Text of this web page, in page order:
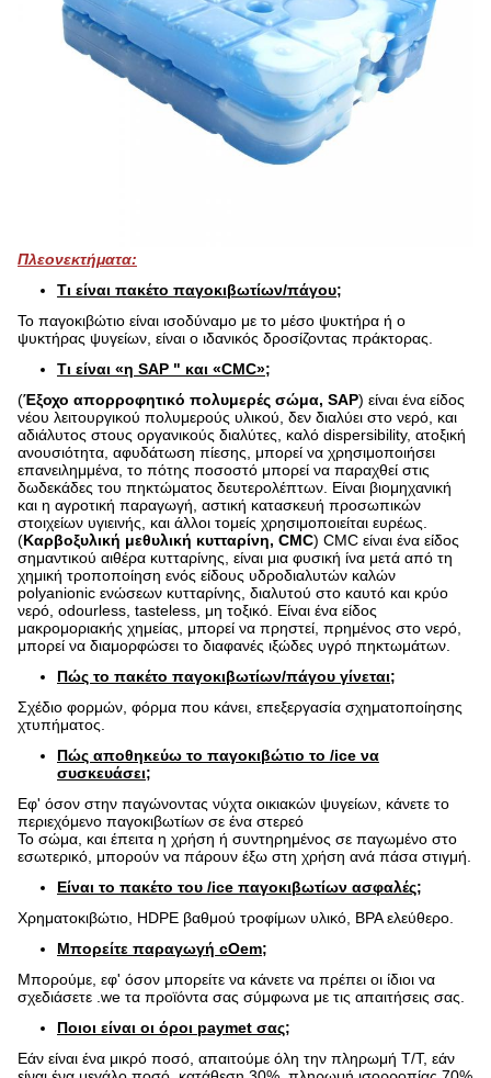
Πλεονεκτήματα:
Τι είναι πακέτο παγοκιβωτίων/πάγου;
Το παγοκιβώτιο είναι ισοδύναμο με το μέσο ψυκτήρα ή ο
ψυκτήρας ψυγείων, είναι ο ιδανικός δροσίζοντας πράκτορας.
Τι είναι «η SAP " και «CMC»;
(Έξοχο απορροφητικό πολυμερές σώμα, SAP) είναι ένα είδος
νέου λειτουργικού πολυμερούς υλικού, δεν διαλύει στο νερό, και
αδιάλυτος στους οργανικούς διαλύτες, καλό dispersibility, ατοξική
ανουσιότητα, αφυδάτωση πίεσης, μπορεί να χρησιμοποιήσει
επανειλημμένα, το πότης ποσοστό μπορεί να παραχθεί στις
δωδεκάδες του πηκτώματος δευτερολέπτων. Είναι βιομηχανική
και η αγροτική παραγωγή, αστική κατασκευή προσωπικών
στοιχείων υγιεινής, και άλλοι τομείς χρησιμοποιείται ευρέως.
(Καρβοξυλική μεθυλική κυτταρίνη, CMC) CMC είναι ένα είδος
σημαντικού αιθέρα κυτταρίνης, είναι μια φυσική ίνα μετά από τη
χημική τροποποίηση ενός είδους υδροδιαλυτών καλών
polyanionic ενώσεων κυτταρίνης, διαλυτού στο καυτό και κρύο
νερό, odourless, tasteless, μη τοξικό. Είναι ένα είδος
μακρομοριακής χημείας, μπορεί να πρηστεί, πρημένος στο νερό,
μπορεί να διαμορφώσει το διαφανές ιξώδες υγρό πηκτωμάτων.
Πώς το πακέτο παγοκιβωτίων/πάγου γίνεται;
Σχέδιο φορμών, φόρμα που κάνει, επεξεργασία σχηματοποίησης
χτυπήματος.
Πώς αποθηκεύω το παγοκιβώτιο το /ice να
συσκευάσει;
Εφ' όσον στην παγώνοντας νύχτα οικιακών ψυγείων, κάνετε το
περιεχόμενο παγοκιβωτίων σε ένα στερεό
Το σώμα, και έπειτα η χρήση ή συντηρημένος σε παγωμένο στο
εσωτερικό, μπορούν να πάρουν έξω στη χρήση ανά πάσα στιγμή.
Είναι το πακέτο του /ice παγοκιβωτίων ασφαλές;
Χρηματοκιβώτιο, HDPE βαθμού τροφίμων υλικό, BPA ελεύθερο.
Μπορείτε παραγωγή cOem;
Μπορούμε, εφ' όσον μπορείτε να κάνετε να πρέπει οι ίδιοι να
σχεδιάσετε .we τα προϊόντα σας σύμφωνα με τις απαιτήσεις σας.
Ποιοι είναι οι όροι paymet σας;
Εάν είναι ένα μικρό ποσό, απαιτούμε όλη την πληρωμή T/T, εάν